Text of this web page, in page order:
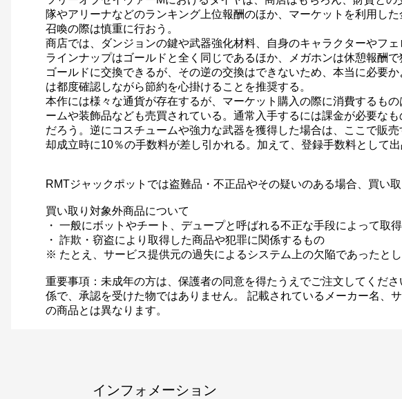
隊やアリーナなどのランキング上位報酬のほか、マーケットを利用し
召喚の際は慎重に行おう。
商店では、ダンジョンの鍵や武器強化材料、自身のキャラクターやフ
ラインナップはゴールドと全く同じであるほか、メガホンは休憩報酬
ゴールドに交換できるが、その逆の交換はできないため、本当に必要
は都度確認しながら節約を心掛けることを推奨する。
本作には様々な通貨が存在するが、マーケット購入の際に消費するも
ームや装飾品なども売買されている。通常入手するには課金が必要な
だろう。逆にコスチュームや強力な武器を獲得した場合は、ここで販
却成立時に10％の手数料が差し引かれる。加えて、登録手数料として
RMTジャックポットでは盗難品・不正品やその疑いのある場合、買い取
買い取り対象外商品について
・ 一般にボットやチート、デュープと呼ばれる不正な手段によって取
・ 詐欺・窃盗により取得した商品や犯罪に関係するもの
※ たとえ、サービス提供元の過失によるシステム上の欠陥であったと
重要事項：未成年の方は、保護者の同意を得たうえでご注文してくだ
係で、承認を受けた物ではありません。 記載されているメーカー名、
の商品とは異なります。
インフォメーション